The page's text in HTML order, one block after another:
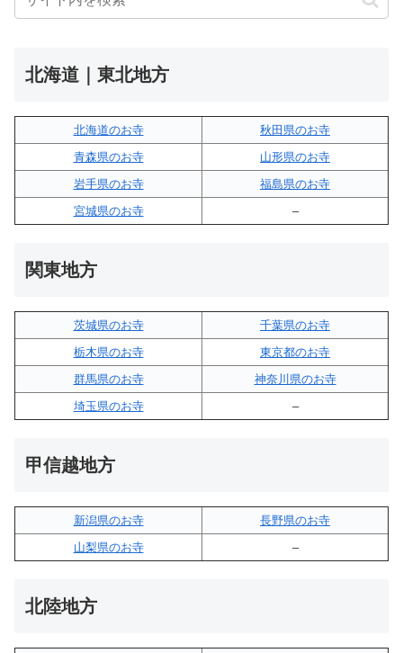
北海道｜東北地方
北海道のお寺
秋田県のお寺
青森県のお寺
山形県のお寺
岩手県のお寺
福島県のお寺
宮城県のお寺
–
関東地方
茨城県のお寺
千葉県のお寺
栃木県のお寺
東京都のお寺
群馬県のお寺
神奈川県のお寺
埼玉県のお寺
–
甲信越地方
新潟県のお寺
長野県のお寺
山梨県のお寺
–
北陸地方